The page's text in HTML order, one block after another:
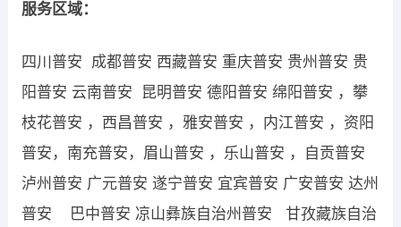
服务区域：
四川普安 成都普安 西藏普安 重庆普安 贵州普安 贵
阳普安 云南普安 昆明普安 德阳普安 绵阳普安 ，攀
枝花普安 ，西昌普安 ，雅安普安 ，内江普安 ，资阳
普安，南充普安，眉山普安 ，乐山普安 ，自贡普安
泸州普安 广元普安 遂宁普安 宜宾普安 广安普安 达州
普安 巴中普安 凉山彝族自治州普安 甘孜藏族自治